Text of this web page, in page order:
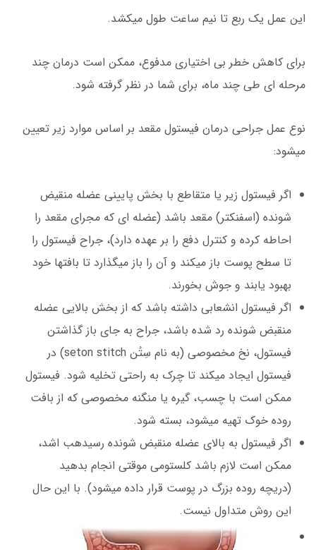
این عمل یک ربع تا نیم ساعت طول میکشد.
برای کاهش خطر بی اختیاری مدفوع، ممکن است درمان چند
مرحله ای طی چند ماه، برای شما در نظر گرفته شود.
نوع عمل جراحی درمان فیستول مقعد بر اساس موارد زیر تعیین
میشود:
اگر فیستول زیر یا متقاطع با بخش پایینی عضله منقیض
شونده (اسفنکتر) مقعد باشد (عضله ای که مجرای مقعد را
احاطه کرده و کنترل دفع را بر عهده دارد)، جراح فیستول را
تا سطح پوست باز میکند و آن را باز میگذارد تا بافتها خود
بهبود یابند و جوش بخورند.
اگر فیستول انشعابی داشته باشد که از بخش بالایی عضله
منقبض شونده رد شده باشد، جراح به جای باز گذاشتن
فیستول، نخ مخصوصی (به نام سِتُن seton stitch) در
فیستول ایجاد میکند تا چرک به راحتی تخلیه شود. فیستول
ممکن است با چسب، گیره یا منگنه مخصوصی که از بافت
روده خوک تهیه میشود، بسته شود.
اگر فیستول به بالای عضله منقبض شونده رسیدهب اشد،
ممکن است لازم باشد کلستومی موقتی انجام بدهید
(دریچه روده بزرگ در پوست قرار داده میشود). با این حال
این روش متداول نیست.